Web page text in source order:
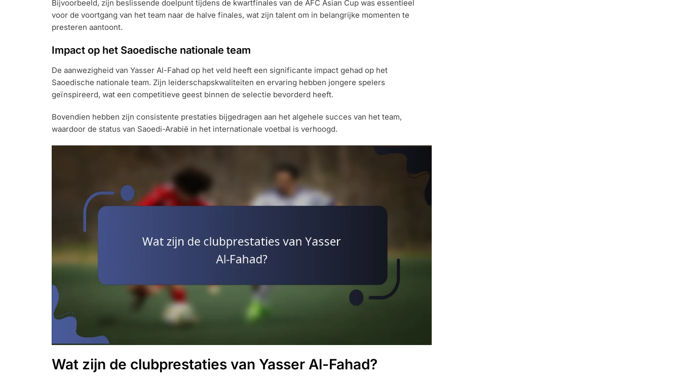
Bijvoorbeeld, zijn beslissende doelpunt tijdens de kwartfinales van de AFC Asian Cup was essentieel
voor de voortgang van het team naar de halve finales, wat zijn talent om in belangrijke momenten te
presteren aantoont.
Impact op het Saoedische nationale team
De aanwezigheid van Yasser Al-Fahad op het veld heeft een significante impact gehad op het
Saoedische nationale team. Zijn leiderschapskwaliteiten en ervaring hebben jongere spelers
geïnspireerd, wat een competitieve geest binnen de selectie bevorderd heeft.
Bovendien hebben zijn consistente prestaties bijgedragen aan het algehele succes van het team,
waardoor de status van Saoedi-Arabië in het internationale voetbal is verhoogd.
Wat zijn de clubprestaties van Yasser Al-Fahad?